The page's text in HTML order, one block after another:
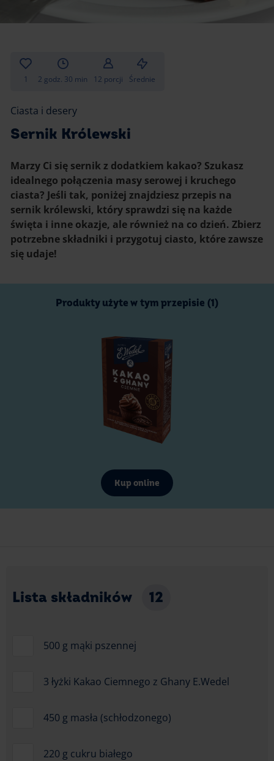
Inne
Ciasta i desery
Napoje i koktajle
Gotowanie
Desery i przekąski
1 2 godz. 30 min 12 porcji Średnie
Ciasta i desery
Sernik Królewski
Marzy Ci się sernik z dodatkiem kakao? Szukasz
idealnego połączenia masy serowej i kruchego
ciasta? Jeśli tak, poniżej znajdziesz przepis na
sernik królewski, który sprawdzi się na każde
święta i inne okazje, ale również na co dzień. Zbierz
potrzebne składniki i przygotuj ciasto, które zawsze
się udaje!
Produkty użyte w tym przepisie (1)
Kup online
Lista składników 12
500 g mąki pszennej
3 łyżki Kakao Ciemnego z Ghany E.Wedel
450 g masła (schłodzonego)
220 g cukru białego